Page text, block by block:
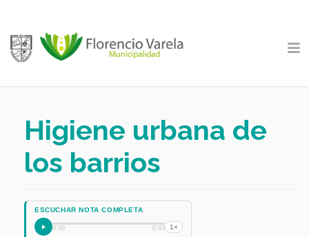
Higiene urbana de
los barrios
ESCUCHAR NOTA COMPLETA
0:00 0:43 1×